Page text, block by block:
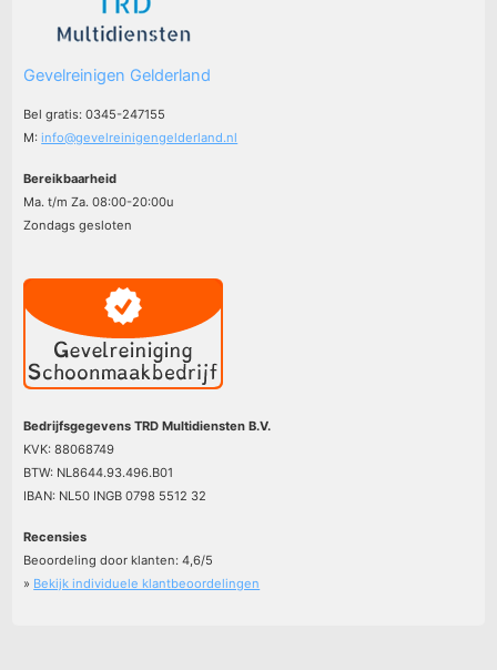
Gevelreinigen Gelderland
Bel gratis: 0345-247155
M:info@gevelreinigengelderland.nl
Bereikbaarheid
Ma. t/m Za. 08:00-20:00u
Zondags gesloten
Bedrijfsgegevens TRD Multidiensten B.V.
KVK: 88068749
BTW: NL8644.93.496.B01
IBAN: NL50 INGB 0798 5512 32
Recensies
Beoordeling door klanten:4,6/5
» Bekijk individuele klantbeoordelingen